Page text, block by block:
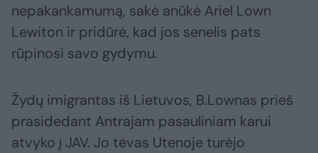
nepakankamumą, sakė anūkė Ariel Lown
Lewiton ir pridūrė, kad jos senelis pats
rūpinosi savo gydymu.
Žydų imigrantas iš Lietuvos, B.Lownas prieš
prasidedant Antrajam pasauliniam karui
atvyko į JAV. Jo tėvas Utenoje turėjo